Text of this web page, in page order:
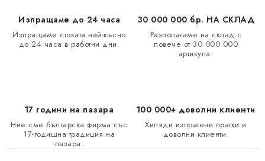
Изпращаме до 24 часа
Изпращаме стоката най-късно
до 24 часа в работни дни.
30 000 000 бр. НА СКЛАД
Разполагаме на склад с
повече от 30 000 000
артикула.
17 години на пазара
Ние сме българска фирма със
17-годишна традиция на
пазара.
100 000+ доволни клиенти
Хиляди изпратени пратки и
доволни клиенти.